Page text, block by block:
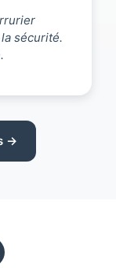
sécurité.
→